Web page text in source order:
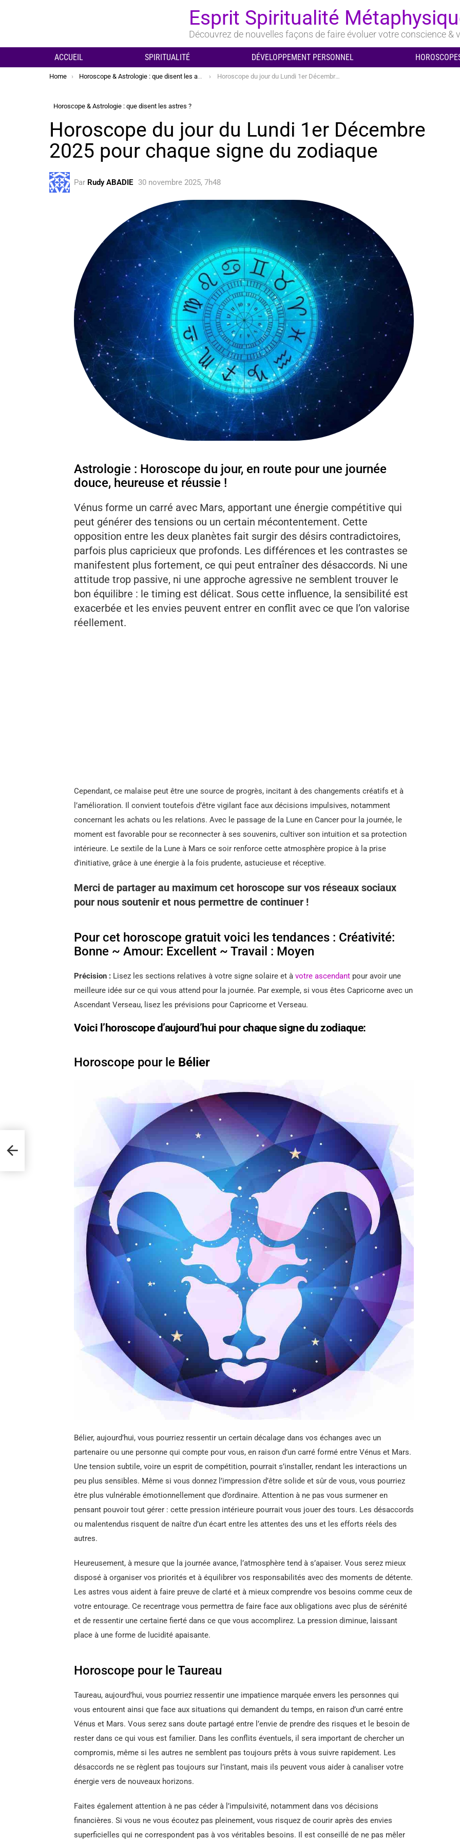
Esprit Spiritualité
Découvrez de nouvelles façons de faire évoluer votre conscience &
ACCUEIL SPIRITUALITÉ DÉVELOPPEMENT PERSONNEL
You are here:
Home Horoscope & Astrologie : que disent les astres ? Horoscope du jour du Lundi 1er Décembre 2025 pour chaque signe du zodiaque
Horoscope & Astrologie : que disent les astres ?
Horoscope du jour du Lundi 1er Décembre
2025 pour chaque signe du zodiaque
Par Rudy ABADIE 30 novembre 2025, 7h48
Astrologie : Horoscope du jour, en route pour une journée
douce, heureuse et réussie !
Vénus forme un carré avec Mars, apportant une énergie compétitive qui
peut générer des tensions ou un certain mécontentement. Cette
opposition entre les deux planètes fait surgir des désirs contradictoires,
parfois plus capricieux que profonds. Les différences et les contrastes se
manifestent plus fortement, ce qui peut entraîner des désaccords. Ni une
attitude trop passive, ni une approche agressive ne semblent trouver le
bon équilibre : le timing est délicat. Sous cette influence, la sensibilité est
exacerbée et les envies peuvent entrer en conflit avec ce que l’on valorise
réellement.
Cependant, ce malaise peut être une source de progrès, incitant à des changements créatifs et à
l’amélioration. Il convient toutefois d’être vigilant face aux décisions impulsives, notamment
concernant les achats ou les relations. Avec le passage de la Lune en Cancer pour la journée, le
moment est favorable pour se reconnecter à ses souvenirs, cultiver son intuition et sa protection
intérieure. Le sextile de la Lune à Mars ce soir renforce cette atmosphère propice à la prise
d’initiative, grâce à une énergie à la fois prudente, astucieuse et réceptive.
Merci de partager au maximum cet horoscope sur vos réseaux sociaux
pour nous soutenir et nous permettre de continuer !
Pour cet horoscope gratuit voici les tendances : Créativité:
Bonne ~ Amour: Excellent ~ Travail : Moyen
Précision : Lisez les sections relatives à votre signe solaire et à votre ascendant pour avoir une
meilleure idée sur ce qui vous attend pour la journée. Par exemple, si vous êtes Capricorne avec un
Ascendant Verseau, lisez les prévisions pour Capricorne et Verseau.
Voici l’horoscope d’aujourd’hui pour chaque signe du zodiaque:
Horoscope pour le Bélier
Bélier, aujourd’hui, vous pourriez ressentir un certain décalage dans vos échanges avec un
partenaire ou une personne qui compte pour vous, en raison d’un carré formé entre Vénus et Mars.
Une tension subtile, voire un esprit de compétition, pourrait s’installer, rendant les interactions un
peu plus sensibles. Même si vous donnez l’impression d’être solide et sûr de vous, vous pourriez
être plus vulnérable émotionnellement que d’ordinaire. Attention à ne pas vous surmener en
pensant pouvoir tout gérer : cette pression intérieure pourrait vous jouer des tours. Les désaccords
ou malentendus risquent de naître d’un écart entre les attentes des uns et les efforts réels des
autres.
Heureusement, à mesure que la journée avance, l’atmosphère tend à s’apaiser. Vous serez mieux
disposé à organiser vos priorités et à équilibrer vos responsabilités avec des moments de détente.
Les astres vous aident à faire preuve de clarté et à mieux comprendre vos besoins comme ceux de
votre entourage. Ce recentrage vous permettra de faire face aux obligations avec plus de sérénité
et de ressentir une certaine fierté dans ce que vous accomplirez. La pression diminue, laissant
place à une forme de lucidité apaisante.
Horoscope pour le Taureau
Taureau, aujourd’hui, vous pourriez ressentir une impatience marquée envers les personnes qui
vous entourent ainsi que face aux situations qui demandent du temps, en raison d’un carré entre
Vénus et Mars. Vous serez sans doute partagé entre l’envie de prendre des risques et le besoin de
rester dans ce qui vous est familier. Dans les conflits éventuels, il sera important de chercher un
compromis, même si les autres ne semblent pas toujours prêts à vous suivre rapidement. Les
désaccords ne se règlent pas toujours sur l’instant, mais ils peuvent vous aider à canaliser votre
énergie vers de nouveaux horizons.
Faites également attention à ne pas céder à l’impulsivité, notamment dans vos décisions
financières. Si vous ne vous écoutez pas pleinement, vous risquez de courir après des envies
superficielles qui ne correspondent pas à vos véritables besoins. Il est conseillé de ne pas mêler